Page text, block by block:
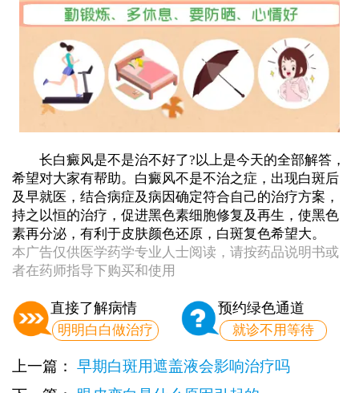
长白癜风是不是治不好了?以上是今天的全部解答，
希望对大家有帮助。白癜风不是不治之症，出现白斑后
及早就医，结合病症及病因确定符合自己的治疗方案，
持之以恒的治疗，促进黑色素细胞修复及再生，使黑色
素再分泌，有利于皮肤颜色还原，白斑复色希望大。
本广告仅供医学药学专业人士阅读，请按药品说明书或
者在药师指导下购买和使用
直接了解病情
明明白白做治疗
预约绿色通道
就诊不用等待
上一篇： 早期白斑用遮盖液会影响治疗吗